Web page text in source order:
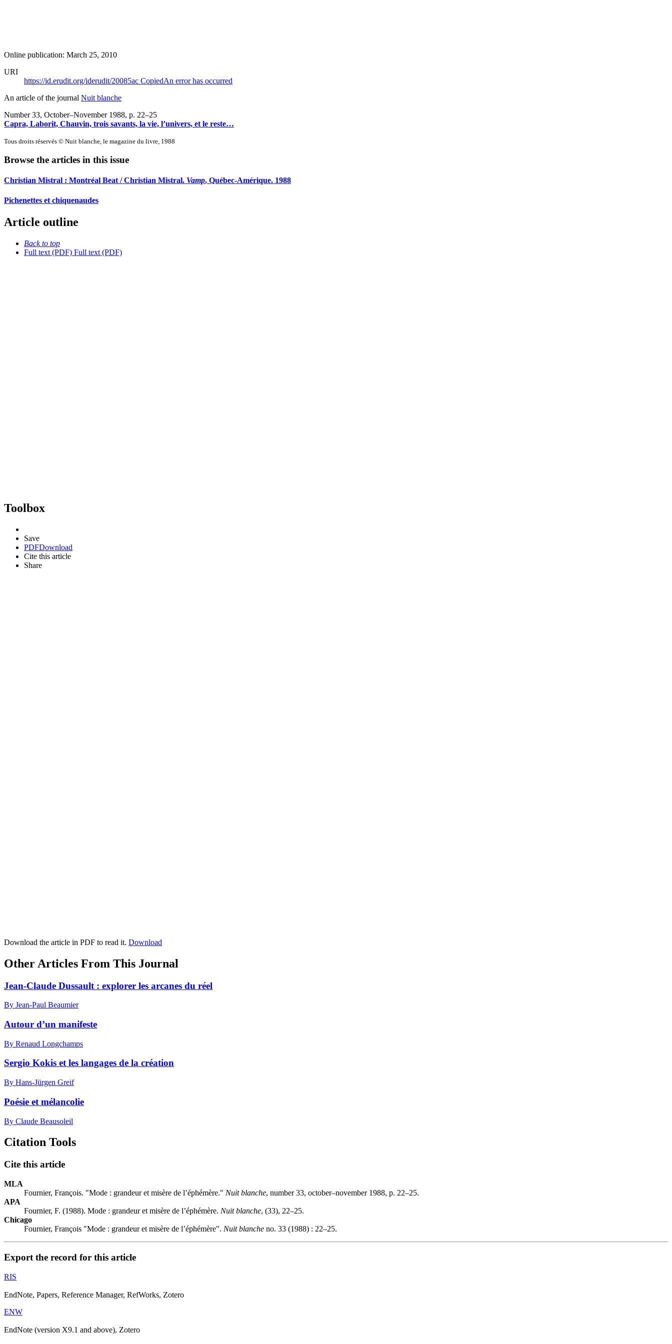
Online publication: March 25, 2010
URI
https://id.erudit.org/iderudit/20085ac CopiedAn error has occurred
An article of the journal Nuit blanche
Number 33, October–November 1988, p. 22–25
Capra, Laborit, Chauvin, trois savants, la vie, l’univers, et le reste…
Tous droits réservés © Nuit blanche, le magazine du livre, 1988
Browse the articles in this issue
Christian Mistral : Montréal Beat / Christian Mistral. Vamp, Québec-Amérique. 1988
Pichenettes et chiquenaudes
Article outline
Back to top
Full text (PDF) Full text (PDF)
Toolbox
Save
PDFDownload
Cite this article
Share
Download the article in PDF to read it. Download
Other Articles From This Journal
Jean-Claude Dussault : explorer les arcanes du réel
By Jean-Paul Beaumier
Autour d’un manifeste
By Renaud Longchamps
Sergio Kokis et les langages de la création
By Hans-Jürgen Greif
Poésie et mélancolie
By Claude Beausoleil
Citation Tools
Cite this article
MLA
Fournier, François. "Mode : grandeur et misère de l’éphémère." Nuit blanche, number 33, october–november 1988, p. 22–25.
APA
Fournier, F. (1988). Mode : grandeur et misère de l’éphémère. Nuit blanche, (33), 22–25.
Chicago
Fournier, François "Mode : grandeur et misère de l’éphémère". Nuit blanche no. 33 (1988) : 22–25.
Export the record for this article
RIS
EndNote, Papers, Reference Manager, RefWorks, Zotero
ENW
EndNote (version X9.1 and above), Zotero